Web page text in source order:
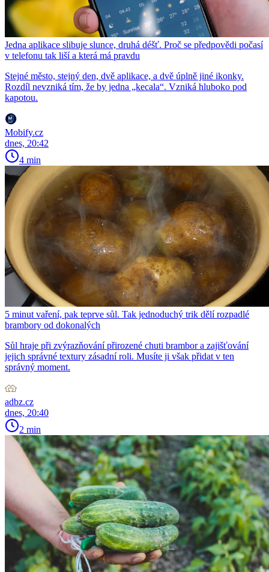
Jedna aplikace slibuje slunce, druhá déšť. Proč se předpovědi počasí
v telefonu tak liší a která má pravdu
Stejné město, stejný den, dvě aplikace, a dvě úplně jiné ikonky.
Rozdíl nevzniká tím, že by jedna „kecala“. Vzniká hluboko pod
kapotou.
Mobify.cz
dnes, 20:42
4 min
5 minut vaření, pak teprve sůl. Tak jednoduchý trik dělí rozpadlé
brambory od dokonalých
Sůl hraje při zvýrazňování přirozené chuti brambor a zajišťování
jejich správné textury zásadní roli. Musíte ji však přidat v ten
správný moment.
adbz.cz
dnes, 20:40
2 min